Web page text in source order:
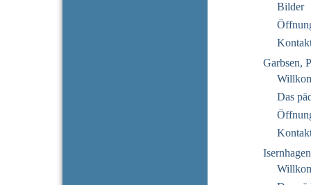
Bilder
Garbsen,
Das